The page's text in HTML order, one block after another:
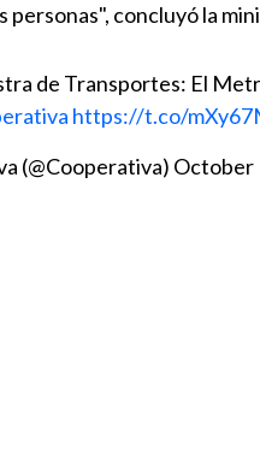
personas", concluyó la
de Transportes: El
https://t.co/
(@Cooperativa) October